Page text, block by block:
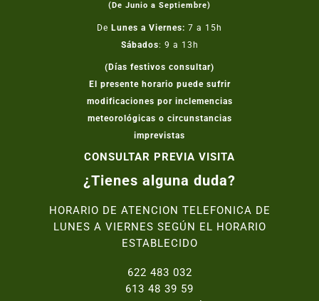
(De Junio a Septiembre)
De Lunes a Viernes: 7 a 15h
Sábados: 9 a 13h
(Días festivos consultar)
El presente horario puede sufrir
modificaciones por inclemencias
meteorológicas o circunstancias
imprevistas
CONSULTAR PREVIA VISITA
¿Tienes alguna duda?
HORARIO DE ATENCION TELEFONICA DE
LUNES A VIERNES SEGÚN EL HORARIO
ESTABLECIDO
622 483 032
613 48 39 59